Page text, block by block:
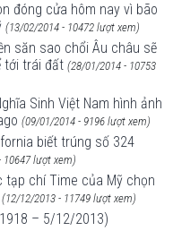
đóng cửa hôm nay vì bão
(13/02/2014 - 10472 lượt xem)
săn sao chổi Âu châu sẽ
tới trái đất (28/01/2014 - 10753
Sinh Việt Nam hình ảnh
(09/01/2014 - 9196 lượt xem)
biết trúng số 324
10647 lượt xem)
tạp chí Time của Mỹ chọn
(12/12/2013 - 11749 lượt xem)
– 5/12/2013)